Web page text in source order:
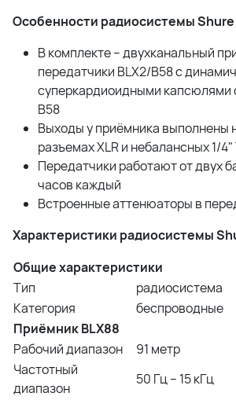
Особенности радиосистемы Shure
В комплекте – двухканальный
передатчики BLX2/B58 с
суперкардиоидными капсюлями
B58
Выходы у приёмника выполнены
разъемах XLR и небалансных 1/4"
Передатчики работают от двух
часов каждый
Встроенные аттенюаторы в
Характеристики радиосистемы
Общие характеристики
Тип
радиосистема
Категория
беспроводные
Приёмник BLX88
Рабочий диапазон
91 метр
Частотный
диапазон
50 Гц – 15 кГц